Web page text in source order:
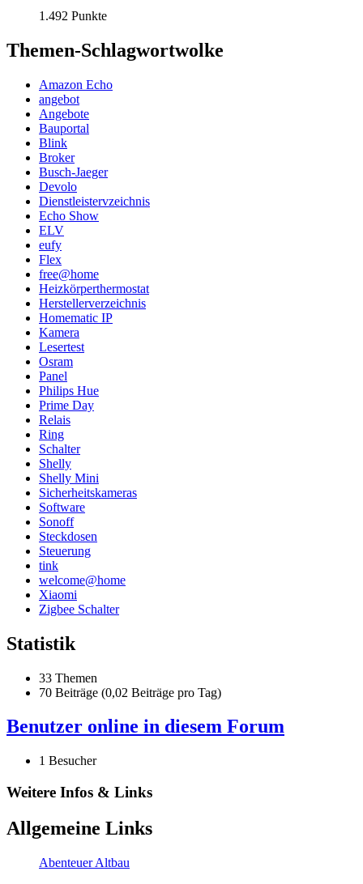
1.492 Punkte
Themen-Schlagwortwolke
Amazon Echo
angebot
Angebote
Bauportal
Blink
Broker
Busch-Jaeger
Devolo
Dienstleistervzeichnis
Echo Show
ELV
eufy
Flex
free@home
Heizkörperthermostat
Herstellerverzeichnis
Homematic IP
Kamera
Lesertest
Osram
Panel
Philips Hue
Prime Day
Relais
Ring
Schalter
Shelly
Shelly Mini
Sicherheitskameras
Software
Sonoff
Steckdosen
Steuerung
tink
welcome@home
Xiaomi
Zigbee Schalter
Statistik
33 Themen
70 Beiträge (0,02 Beiträge pro Tag)
Benutzer online in diesem Forum
1 Besucher
Weitere Infos & Links
Allgemeine Links
Abenteuer Altbau